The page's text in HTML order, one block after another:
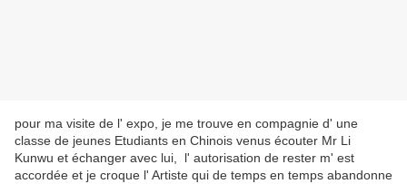
pour ma visite de l' expo, je me trouve en compagnie d' une
classe de jeunes Etudiants en Chinois venus écouter Mr Li
Kunwu et échanger avec lui, l' autorisation de rester m' est
accordée et je croque l' Artiste qui de temps en temps abandonne